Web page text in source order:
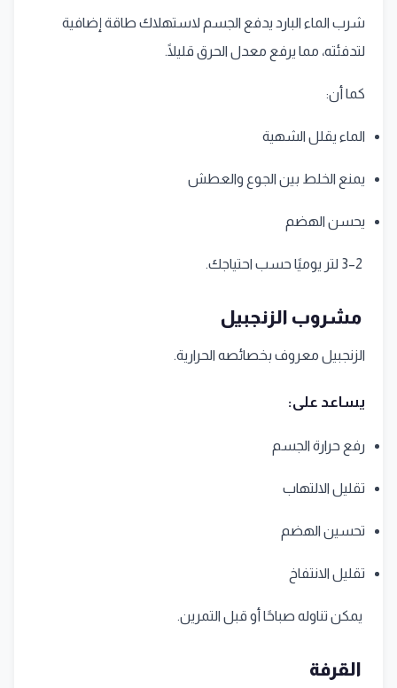
شرب الماء البارد يدفع الجسم لاستهلاك طاقة إضافية
لتدفئته، مما يرفع معدل الحرق قليلًا.
كما أن:
الماء يقلل الشهية
يمنع الخلط بين الجوع والعطش
يحسن الهضم
مشروب الزنجبيل
الزنجبيل معروف بخصائصه الحرارية.
يساعد على:
رفع حرارة الجسم
تقليل الالتهاب
تحسين الهضم
تقليل الانتفاخ
يمكن تناوله صباحًا أو قبل التمرين.
القرفة